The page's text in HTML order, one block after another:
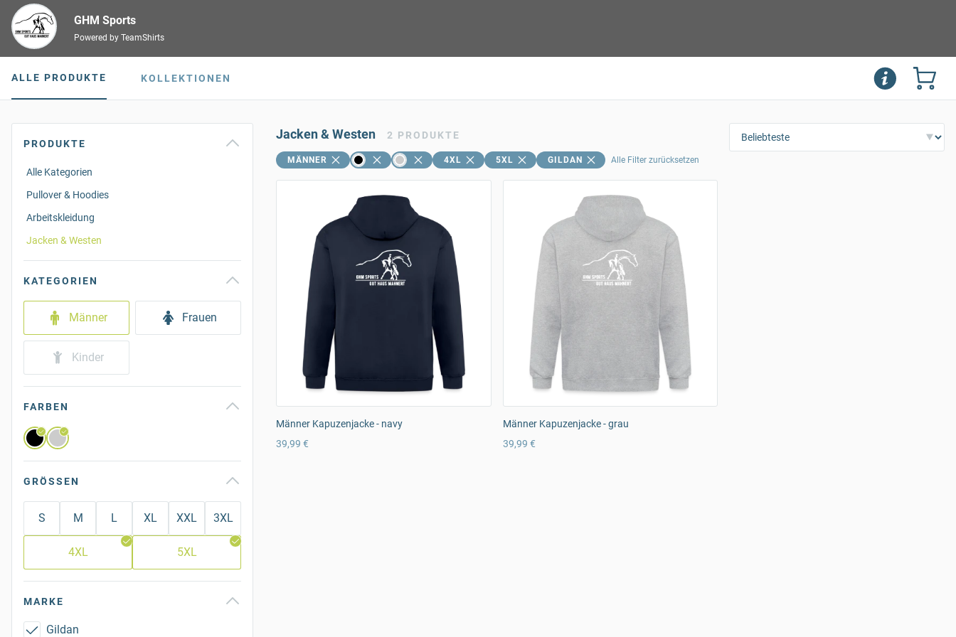
GHM Sports
Powered by TeamShirts
ALLE PRODUKTE KOLLEKTIONEN
PRODUKTE
Alle Kategorien
Pullover & Hoodies
Arbeitskleidung
Jacken & Westen
KATEGORIEN
Männer Frauen
Kinder
FARBEN
GRÖSSEN
S M L XL XXL 3XL
4XL 5XL
MARKE
Gildan
Jacken & Westen 2 PRODUKTE
MÄNNER 4XL 5XL GILDAN Alle Filter zurücksetzen
Männer Kapuzenjacke - navy
39,99 €
Männer Kapuzenjacke - grau
39,99 €